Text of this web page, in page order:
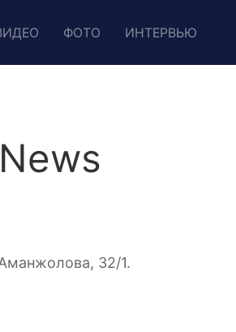
ФОТО ИНТЕРВЬЮ
32/1.